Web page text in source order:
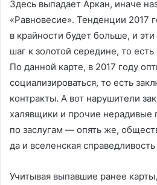
Здесь выпадает Аркан, иначе
«Равновесие». Тенденции 2017
в крайности будет больше, и
шаг к золотой середине, то
По данной карте, в 2017 году
социализироваться, то есть
контракты. А вот нарушители
халявщики и прочие нерадивые
по заслугам — опять же,
да и вселенская
Учитывая выпавшие ранее